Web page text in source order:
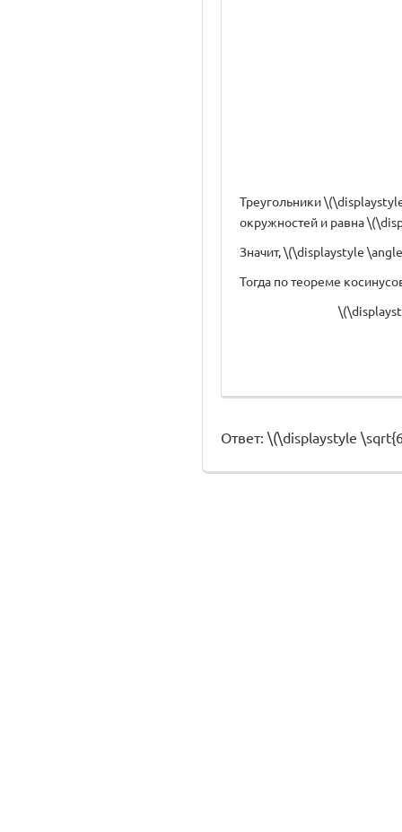
Треугольники
окружностей и равна
Значит, \(\displaystyle
Тогда по теореме
Ответ: \(\displaystyle